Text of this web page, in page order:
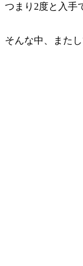
つまり2度と入手
そんな中、また